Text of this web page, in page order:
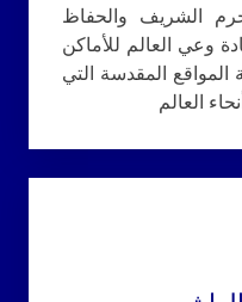
الشريف والحفاظ
وعي العالم للأماكن
المقدسة التي
العالم